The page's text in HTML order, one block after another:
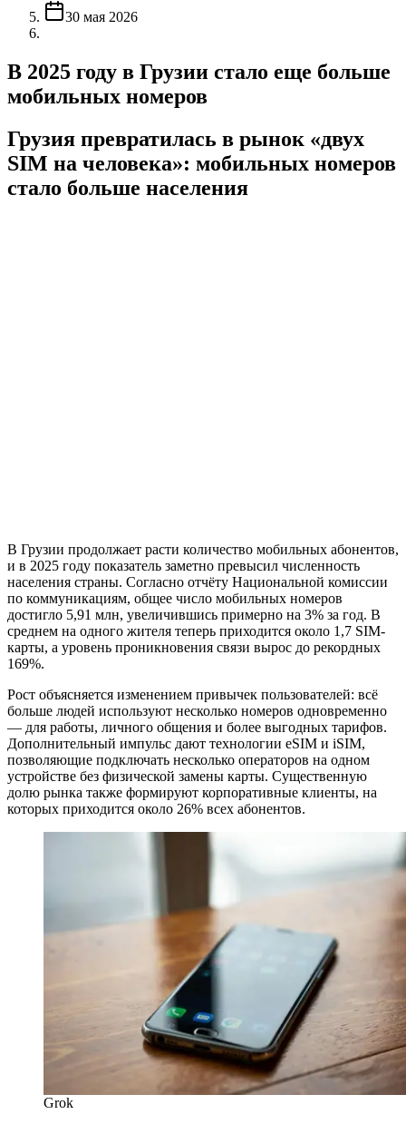
30 мая 2026
В 2025 году в Грузии стало еще больше
мобильных номеров
Грузия превратилась в рынок «двух
SIM на человека»: мобильных номеров
стало больше населения
В Грузии продолжает расти количество мобильных абонентов,
и в 2025 году показатель заметно превысил численность
населения страны. Согласно отчёту Национальной комиссии
по коммуникациям, общее число мобильных номеров
достигло 5,91 млн, увеличившись примерно на 3% за год. В
среднем на одного жителя теперь приходится около 1,7 SIM-
карты, а уровень проникновения связи вырос до рекордных
169%.
Рост объясняется изменением привычек пользователей: всё
больше людей используют несколько номеров одновременно
— для работы, личного общения и более выгодных тарифов.
Дополнительный импульс дают технологии eSIM и iSIM,
позволяющие подключать несколько операторов на одном
устройстве без физической замены карты. Существенную
долю рынка также формируют корпоративные клиенты, на
которых приходится около 26% всех абонентов.
Grok